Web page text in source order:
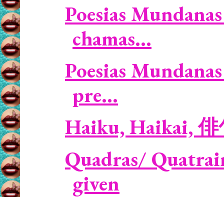
Poesias
chamas...
Poesias
pre...
Haiku, Haikai, 俳
Quadras/
given